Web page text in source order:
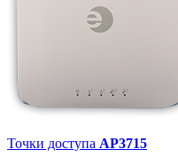
Точки доступа AP3715